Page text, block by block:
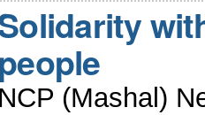
people
NCP (Mashal)